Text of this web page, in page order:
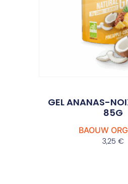
GEL ANANAS-
85G
BAOUW
3,25 €